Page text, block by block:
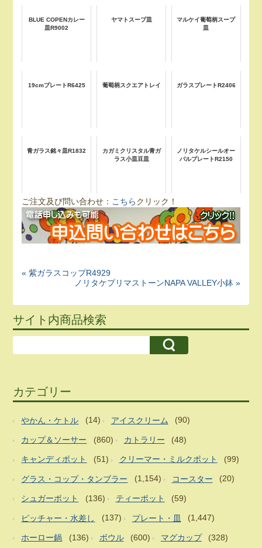
BLUE COPENカレー
皿R9002
ヤマトスープ皿
マルケイ葡萄柄スープ
皿
19cmプレートR6425 葡萄柄スクエアトレイ ガラスプレートR2406
青ガラス銘々皿R1832
カガミクリスタル青ガ
ラス小皿豆皿
ノリタケルシールオー
バルプレートR2150
ご注文及び問い合わせ： こちらクリック！
« 紫ガラスコップR4929
ノリタケプリマストーンNAPA VALLEY小鉢 »
サイト内商品検索
カテゴリー
やかん・ケトル (14) アイスクリーム (90)
カップ＆ソーサー (860) カトラリー (48)
キャンディポット (51) クリーマー・ミルクポット (99)
グラス・コップ・タンブラー (1,154) コースター (20)
シュガーポット (136) ティーポット (59)
ピッチャー・水差し (137) プレート・皿 (1,447)
ホーロー鍋 (136) ボウル (600) マグカップ (328)